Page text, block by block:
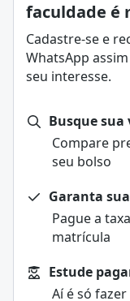
faculdade é
Cadastre-se e
WhatsApp
seu interesse.
Busque sua
Compare
seu bolso
Garanta
Pague a
matrícula
Estude
Aí é só